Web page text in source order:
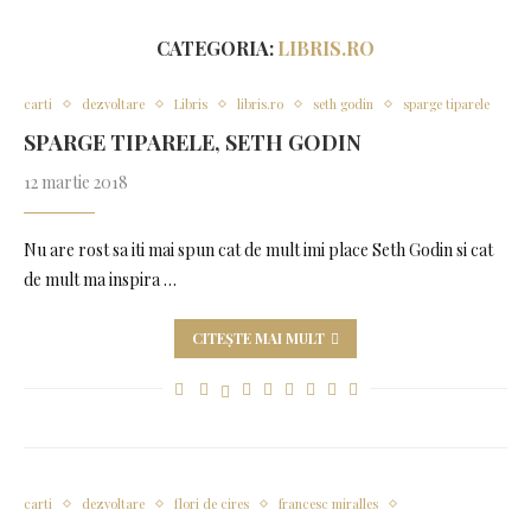
CATEGORIA:LIBRIS.RO
carti dezvoltare Libris libris.ro seth godin sparge tiparele
SPARGE TIPARELE, SETH GODIN
12 martie 2018
Nu are rost sa iti mai spun cat de mult imi place Seth Godin si cat
de mult ma inspira …
CITEȘTE MAI MULT
carti dezvoltare flori de cires
francesc miralles